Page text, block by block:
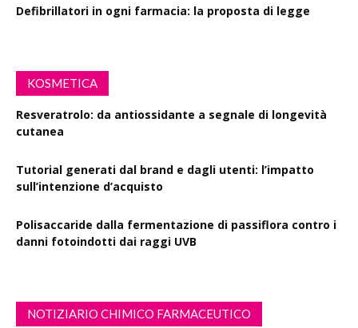
Defibrillatori in ogni farmacia: la proposta di legge
KOSMETICA
Resveratrolo: da antiossidante a segnale di longevità
cutanea
Tutorial generati dal brand e dagli utenti: l’impatto
sull’intenzione d’acquisto
Polisaccaride dalla fermentazione di passiflora contro i
danni fotoindotti dai raggi UVB
NOTIZIARIO CHIMICO FARMACEUTICO